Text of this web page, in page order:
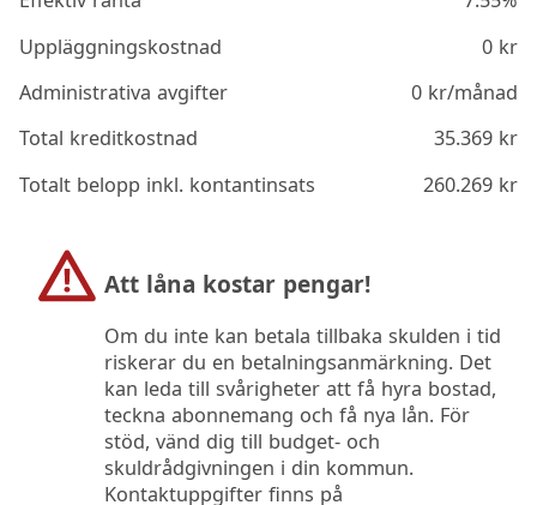
Uppläggningskostnad
0kr
Administrativa avgifter
0kr/månad
Total kreditkostnad
35.369kr
Totalt belopp inkl. kontantinsats
260.269kr
Att låna kostar pengar!
Om du inte kan betala tillbaka skulden i tid
riskerar du en betalningsanmärkning. Det
kan leda till svårigheter att få hyra bostad,
teckna abonnemang och få nya lån. För
stöd, vänd dig till budget- och
skuldrådgivningen i din kommun.
Kontaktuppgifter finns på